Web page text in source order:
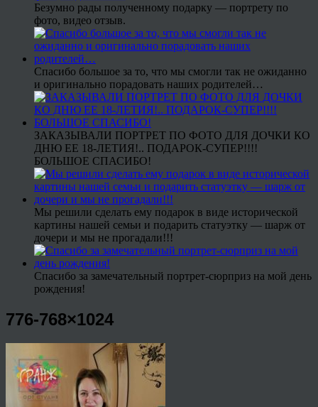
Безумно рады полученному подарку — портрету по
фото, видео отзыв.
Спасибо большое за то, что мы смогли так не ожиданно
и оригинально порадовать наших родителей…
ЗАКАЗЫВАЛИ ПОРТРЕТ ПО ФОТО ДЛЯ ДОЧКИ КО
ДНЮ ЕЕ 18-ЛЕТИЯ!.. ПОДАРОК-СУПЕР!!!!
БОЛЬШОЕ СПАСИБО!
Мы решили сделать ему подарок в виде исторической
картины нашей семьи и подарить статуэтку — шарж от
дочери и мы не прогадали!!!
Спасибо за замечательный портрет-сюрприз на мой день
рождения!
776-768×1024